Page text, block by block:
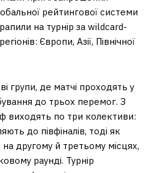
рейтингової системи
на турнір за wildcard-
Європи, Азії, Північної
групи, де матчі проходять у
до трьох перемог. З
виходять по три колективи:
до півфіналів, тоді як
на другому й третьому місцях,
раунді. Турнір